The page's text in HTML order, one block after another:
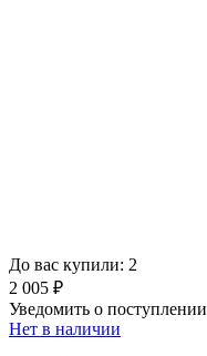
До вас купили: 2
2 005 ₽
Уведомить о поступлении
Нет в наличии